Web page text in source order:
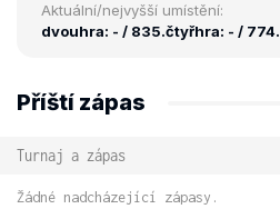
Aktuální/nejvyšší umístění:
dvouhra: - / 835.čtyřhra: - / 774.
Příští zápas
Turnaj a zápas
Žádné nadcházející zápasy.